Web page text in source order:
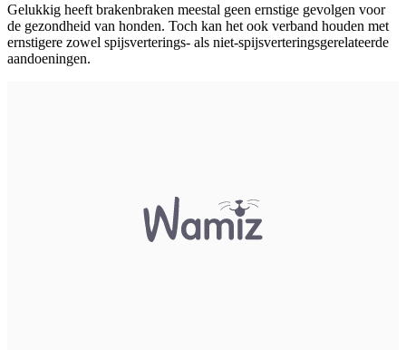
Gelukkig heeft brakenbraken meestal geen ernstige gevolgen voor
de gezondheid van honden. Toch kan het ook verband houden met
ernstigere zowel spijsverterings- als niet-spijsverteringsgerelateerde
aandoeningen.